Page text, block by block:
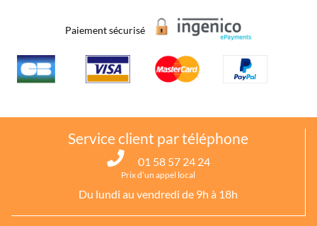
Paiement sécurisé
Service client par téléphone
01 58 57 24 24
Prix d’un appel local
Du lundi au vendredi de 9h à 18h